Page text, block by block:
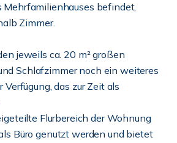
Mehrfamilienhauses befindet,
Zimmer.
jeweils ca. 20 m² großen
Schlafzimmer noch ein weiteres
Verfügung, das zur Zeit als
Flurbereich der Wohnung
Büro genutzt werden und bietet